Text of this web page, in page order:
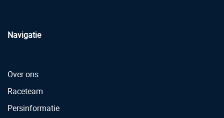
Navigatie
Over ons
Raceteam
Persinformatie